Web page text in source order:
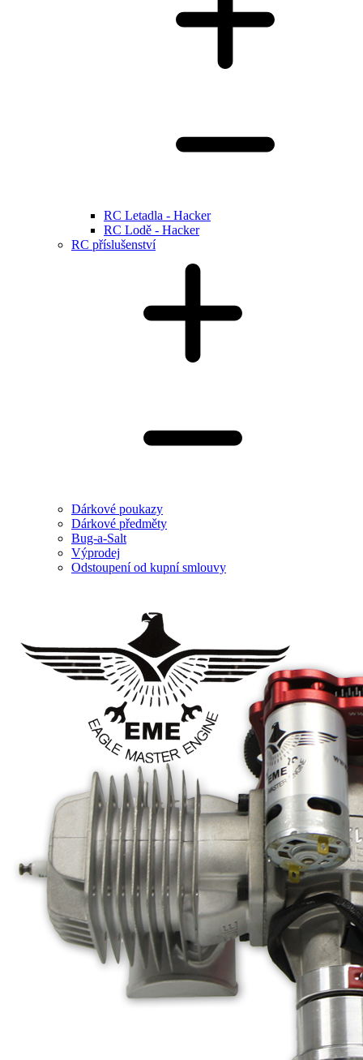
RC Letadla - Hacker
RC Lodě - Hacker
RC příslušenství
Dárkové poukazy
Dárkové předměty
Bug-a-Salt
Výprodej
Odstoupení od kupní smlouvy